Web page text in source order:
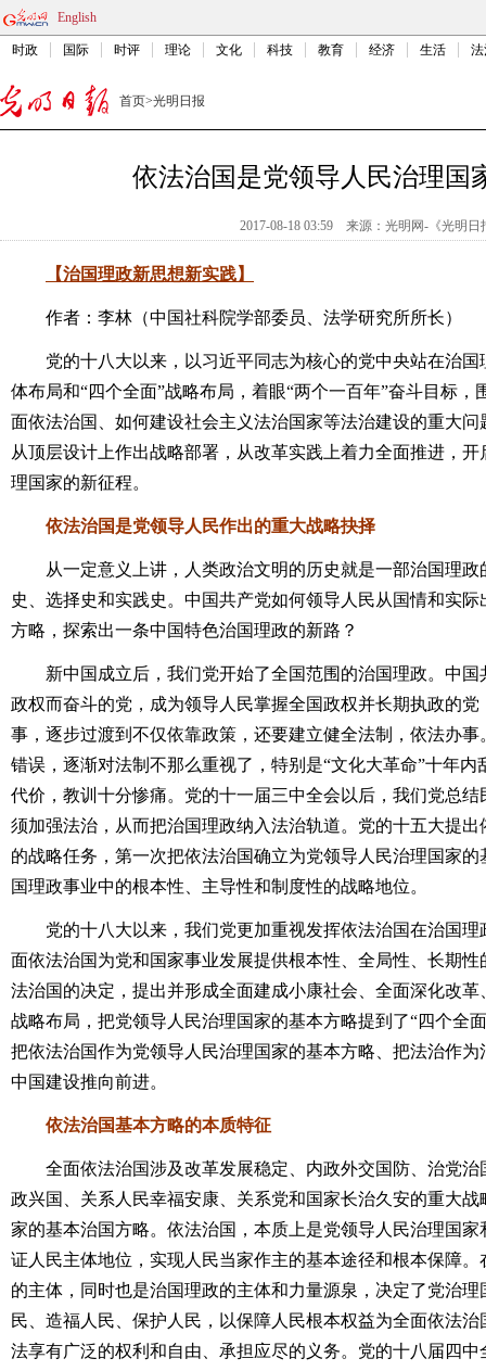
English
时政 国际 时评 理论 文化 科技 教育 经济 生活
首页>光明日报
依法治国是党领导人民治理国
2017-08-18 03:59 来源： 光明网-《光明日
【治国理政新思想新实践】
作者：李林（中国社科院学部委员、法学研究所所长）
党的十八大以来，以习近平同志为核心的党中央站在治国
体布局和“四个全面”战略布局，着眼“两个一百年”奋斗目标
面依法治国、如何建设社会主义法治国家等法治建设的重大
从顶层设计上作出战略部署，从改革实践上着力全面推进，
理国家的新征程。
依法治国是党领导人民作出的重大战略抉择
从一定意义上讲，人类政治文明的历史就是一部治国理政
史、选择史和实践史。中国共产党如何领导人民从国情和实
方略，探索出一条中国特色治国理政的新路？
新中国成立后，我们党开始了全国范围的治国理政。中国
政权而奋斗的党，成为领导人民掌握全国政权并长期执政的
事，逐步过渡到不仅依靠政策，还要建立健全法制，依法办
错误，逐渐对法制不那么重视了，特别是“文化大革命”十年
代价，教训十分惨痛。党的十一届三中全会以后，我们党总
须加强法治，从而把治国理政纳入法治轨道。党的十五大提
的战略任务，第一次把依法治国确立为党领导人民治理国家
国理政事业中的根本性、主导性和制度性的战略地位。
党的十八大以来，我们党更加重视发挥依法治国在治国理
面依法治国为党和国家事业发展提供根本性、全局性、长期
法治国的决定，提出并形成全面建成小康社会、全面深化改
战略布局，把党领导人民治理国家的基本方略提到了“四个全
把依法治国作为党领导人民治理国家的基本方略、把法治作
中国建设推向前进。
依法治国基本方略的本质特征
全面依法治国涉及改革发展稳定、内政外交国防、治党治
政兴国、关系人民幸福安康、关系党和国家长治久安的重大
家的基本治国方略。依法治国，本质上是党领导人民治理国
证人民主体地位，实现人民当家作主的基本途径和根本保障
的主体，同时也是治国理政的主体和力量源泉，决定了党治
民、造福人民、保护人民，以保障人民根本权益为全面依法
法享有广泛的权利和自由、承担应尽的义务。党的十八届四